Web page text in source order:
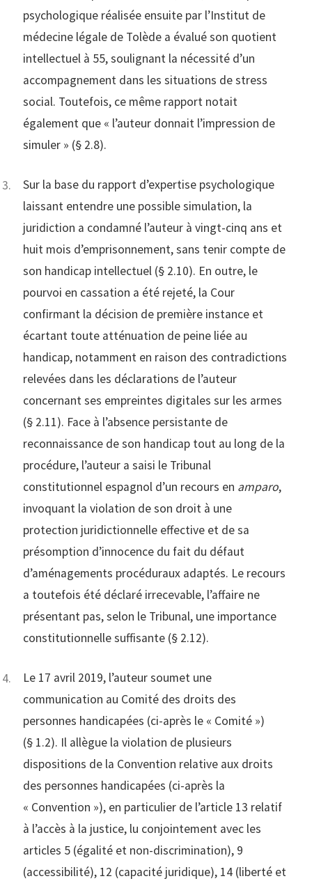
psychologique réalisée ensuite par l’Institut de
médecine légale de Tolède a évalué son quotient
intellectuel à 55, soulignant la nécessité d’un
accompagnement dans les situations de stress
social. Toutefois, ce même rapport notait
également que « l’auteur donnait l’impression de
simuler » (§ 2.8).
Sur la base du rapport d’expertise psychologique
laissant entendre une possible simulation, la
juridiction a condamné l’auteur à vingt-cinq ans et
huit mois d’emprisonnement, sans tenir compte de
son handicap intellectuel (§ 2.10). En outre, le
pourvoi en cassation a été rejeté, la Cour
confirmant la décision de première instance et
écartant toute atténuation de peine liée au
handicap, notamment en raison des contradictions
relevées dans les déclarations de l’auteur
concernant ses empreintes digitales sur les armes
(§ 2.11). Face à l’absence persistante de
reconnaissance de son handicap tout au long de la
procédure, l’auteur a saisi le Tribunal
constitutionnel espagnol d’un recours en amparo,
invoquant la violation de son droit à une
protection juridictionnelle effective et de sa
présomption d’innocence du fait du défaut
d’aménagements procéduraux adaptés. Le recours
a toutefois été déclaré irrecevable, l’affaire ne
présentant pas, selon le Tribunal, une importance
constitutionnelle suffisante (§ 2.12).
Le 17 avril 2019, l’auteur soumet une
communication au Comité des droits des
personnes handicapées (ci-après le « Comité »)
(§ 1.2). Il allègue la violation de plusieurs
dispositions de la Convention relative aux droits
des personnes handicapées (ci-après la
« Convention »), en particulier de l’article 13 relatif
à l’accès à la justice, lu conjointement avec les
articles 5 (égalité et non-discrimination), 9
(accessibilité), 12 (capacité juridique), 14 (liberté et